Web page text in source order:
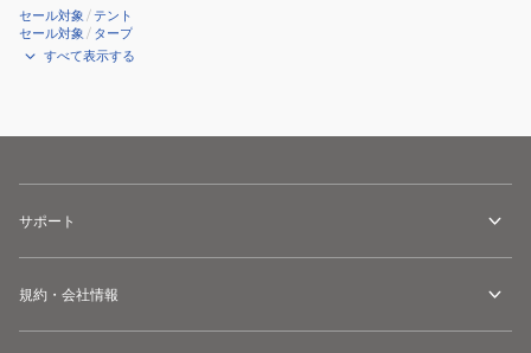
セール対象 /テント
セール対象 / タープ
すべて表示する
サポート
規約・会社情報